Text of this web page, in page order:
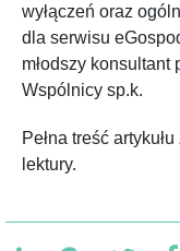
wyłączeń oraz
dla serwisu
młodszy
Wspólnicy sp.k.
Pełna treść
lektury.